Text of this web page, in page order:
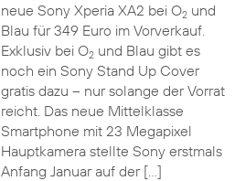
neue Sony Xperia XA2 bei O2und
Blau für 349 Euro im Vorverkauf.
Exklusiv bei O2und Blau gibt es
noch ein Sony Stand Up Cover
gratis dazu – nur solange der Vorrat
reicht. Das neue Mittelklasse
Smartphone mit 23 Megapixel
Hauptkamera stellte Sony erstmals
Anfang Januar auf der […]